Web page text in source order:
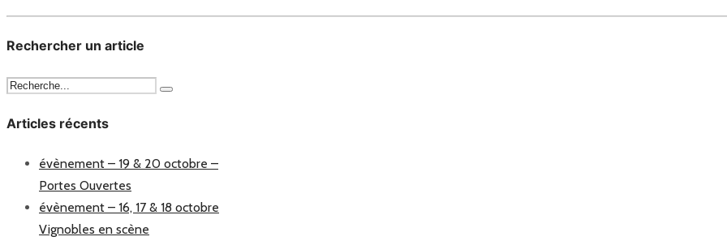
Rechercher un article
Articles récents
évènement – 19 & 20 octobre –
Portes Ouvertes
évènement – 16, 17 & 18 octobre
Vignobles en scène